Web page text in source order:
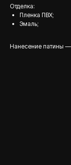
Отделка:
Пленка ПВХ;
Эмаль;
Нанесение патины